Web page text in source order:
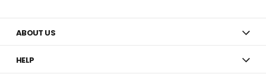
ABOUT US
HELP